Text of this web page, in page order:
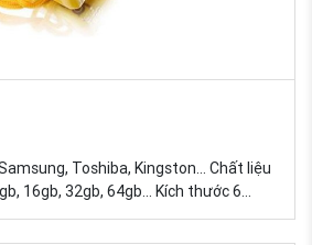
Toshiba, Kingston... Chất liệu
16gb, 32gb, 64gb... Kích thước 6
Đa dạng, được tự chọn màu sắc